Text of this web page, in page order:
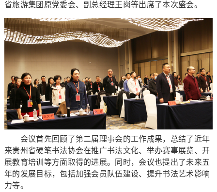
省旅游集团原党委会、副总经理王岗等出席了本次盛会。
会议首先回顾了第二届理事会的工作成果，总结了近年
来贵州省硬笔书法协会在推广书法文化、举办赛事展览、开
展教育培训等方面取得的进展。同时，会议也提出了未来五
年的发展目标，包括加强会员队伍建设、提升书法艺术影响
力等。